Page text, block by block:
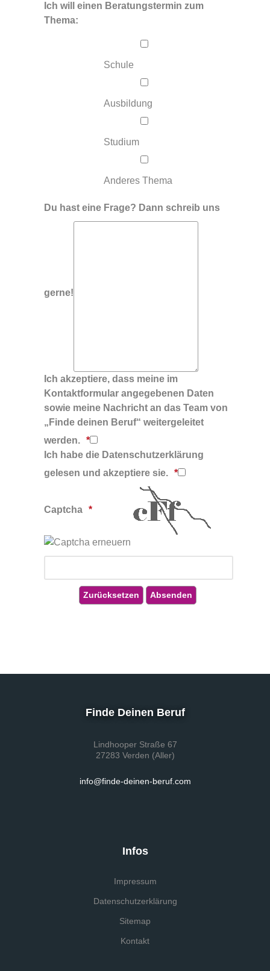
Ich will einen Beratungstermin zum
Thema:
Schule
Ausbildung
Studium
Anderes Thema
Du hast eine Frage? Dann schreib uns
gerne!
Ich akzeptiere, dass meine im
Kontaktformular angegebenen Daten
sowie meine Nachricht an das Team von
„Finde deinen Beruf“ weitergeleitet
werden.
Ich habe die Datenschutzerklärung
gelesen und akzeptiere sie.
Captcha
Finde Deinen Beruf
Lindhooper Straße 67
27283 Verden (Aller)
info@finde-deinen-beruf.com
Infos
Impressum
Datenschutzerklärung
Sitemap
Kontakt